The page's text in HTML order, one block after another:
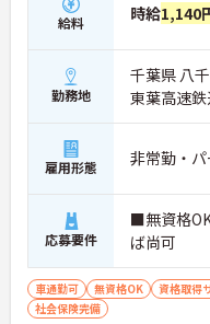
給料 時給1,140
勤務地
千葉県 八
東葉高速
雇用形態 非常勤・
応募要件
■無資格
ば尚可
車通勤可 無資格OK 資格取得
社会保険完備